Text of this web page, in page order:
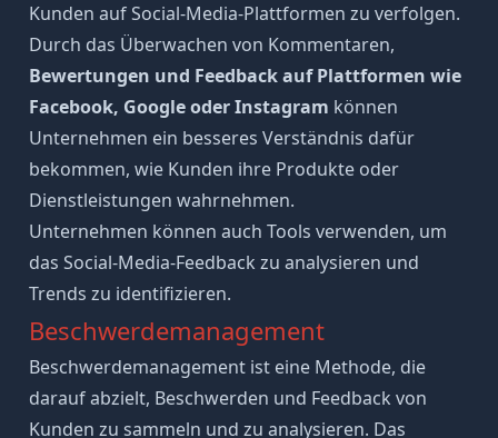
Kunden auf Social-Media-Plattformen zu verfolgen.
Durch das Überwachen von Kommentaren,
Bewertungen und Feedback auf Plattformen wie
Facebook, Google oder Instagram können
Unternehmen ein besseres Verständnis dafür
bekommen, wie Kunden ihre Produkte oder
Dienstleistungen wahrnehmen.
Unternehmen können auch Tools verwenden, um
das Social-Media-Feedback zu analysieren und
Trends zu identifizieren.
Beschwerdemanagement
Beschwerdemanagement ist eine Methode, die
darauf abzielt, Beschwerden und Feedback von
Kunden zu sammeln und zu analysieren. Das